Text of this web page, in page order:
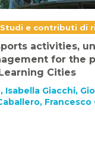
Studi e contributi di
activities,
for the
Cities
Isabella Giacchi,
Francesco